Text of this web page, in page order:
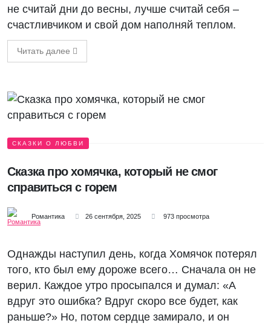
не считай дни до весны, лучше считай себя –
счастливчиком и свой дом наполняй теплом.
Читать далее
СКАЗКИ О ЛЮБВИ
Сказка про хомячка, который не смог
справиться с горем
Романтика 26 сентября, 2025 973 просмотра
Однажды наступил день, когда Хомячок потерял
того, кто был ему дороже всего… Сначала он не
верил. Каждое утро просыпался и думал: «А
вдруг это ошибка? Вдруг скоро все будет, как
раньше?» Но, потом сердце замирало, и он